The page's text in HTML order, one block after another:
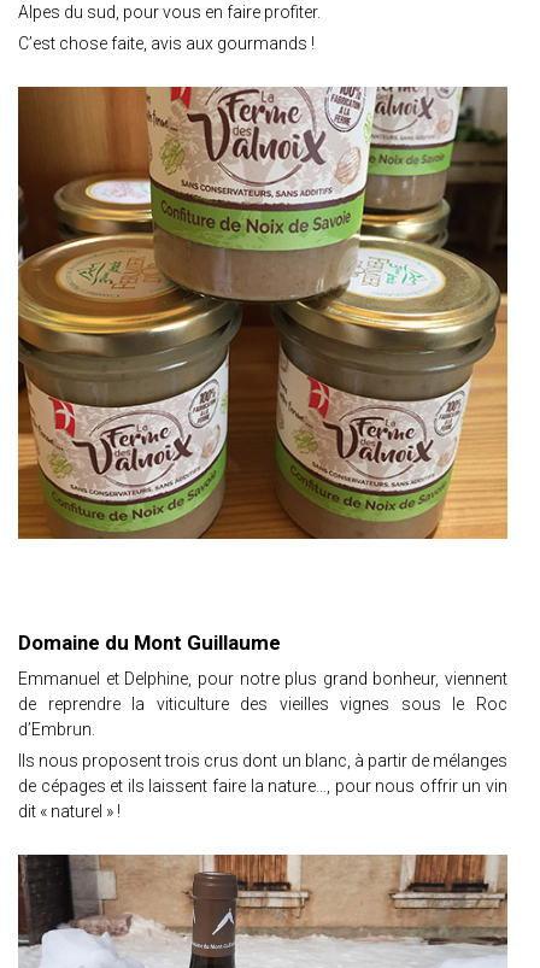
Alpes du sud, pour vous en faire profiter.
C’est chose faite, avis aux gourmands !
Domaine du Mont Guillaume
Emmanuel et Delphine, pour notre plus grand bonheur, viennent
de reprendre la viticulture des vieilles vignes sous le Roc
d’Embrun.
Ils nous proposent trois crus dont un blanc, à partir de mélanges
de cépages et ils laissent faire la nature…, pour nous offrir un vin
dit « naturel » !